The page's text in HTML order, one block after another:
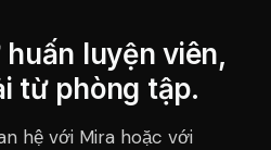
luyện viên,
từ phòng tập.
hệ với Mira hoặc với